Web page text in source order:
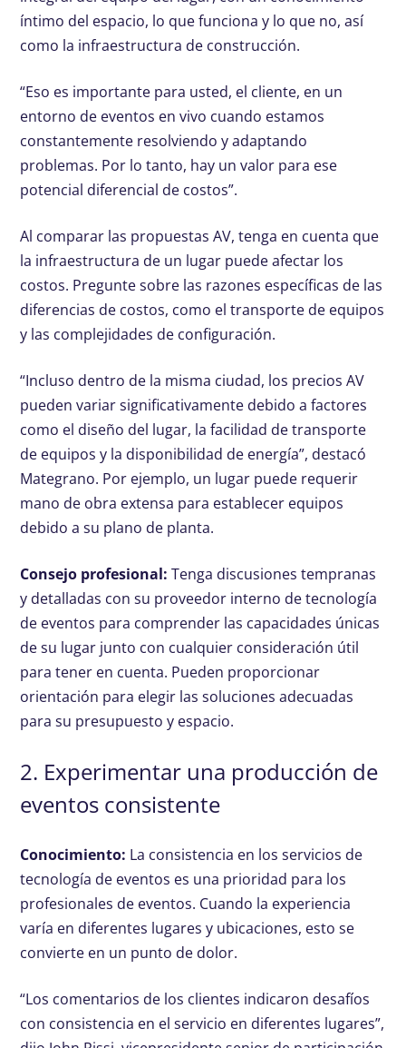
íntimo del espacio, lo que funciona y lo que no, así
como la infraestructura de construcción.
“Eso es importante para usted, el cliente, en un
entorno de eventos en vivo cuando estamos
constantemente resolviendo y adaptando
problemas. Por lo tanto, hay un valor para ese
potencial diferencial de costos”.
Al comparar las propuestas AV, tenga en cuenta que
la infraestructura de un lugar puede afectar los
costos. Pregunte sobre las razones específicas de las
diferencias de costos, como el transporte de equipos
y las complejidades de configuración.
“Incluso dentro de la misma ciudad, los precios AV
pueden variar significativamente debido a factores
como el diseño del lugar, la facilidad de transporte
de equipos y la disponibilidad de energía”, destacó
Mategrano. Por ejemplo, un lugar puede requerir
mano de obra extensa para establecer equipos
debido a su plano de planta.
Consejo profesional: Tenga discusiones tempranas
y detalladas con su proveedor interno de tecnología
de eventos para comprender las capacidades únicas
de su lugar junto con cualquier consideración útil
para tener en cuenta. Pueden proporcionar
orientación para elegir las soluciones adecuadas
para su presupuesto y espacio.
2. Experimentar una producción de
eventos consistente
Conocimiento: La consistencia en los servicios de
tecnología de eventos es una prioridad para los
profesionales de eventos. Cuando la experiencia
varía en diferentes lugares y ubicaciones, esto se
convierte en un punto de dolor.
“Los comentarios de los clientes indicaron desafíos
con consistencia en el servicio en diferentes lugares”,